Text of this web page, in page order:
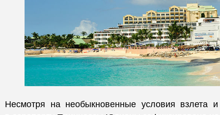
Несмотря на необыкновенные условия взлета